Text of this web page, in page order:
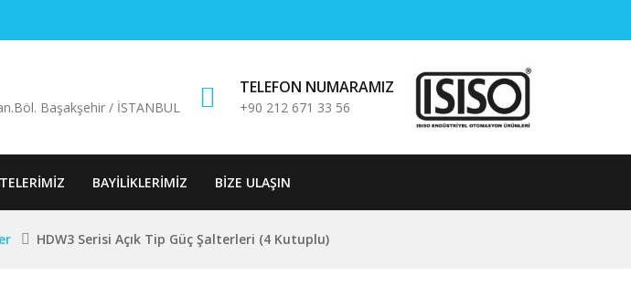
Başakşehir / İSTANBUL
TELEFON NUMARAMIZ
+90 212 671 33 56
BAYILIKLERIMIZ BIZE ULAŞIN
HDW3 Serisi Açık Tip Güç Şalterleri (4 Kutuplu)